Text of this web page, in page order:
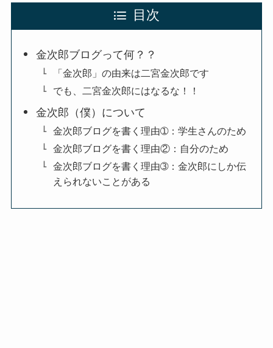
目次
金次郎ブログって何？？
「金次郎」の由来は二宮金次郎です
でも、二宮金次郎にはなるな！！
金次郎（僕）について
金次郎ブログを書く理由➀：学生さんのため
金次郎ブログを書く理由②：自分のため
金次郎ブログを書く理由➂：金次郎にしか伝
えられないことがある